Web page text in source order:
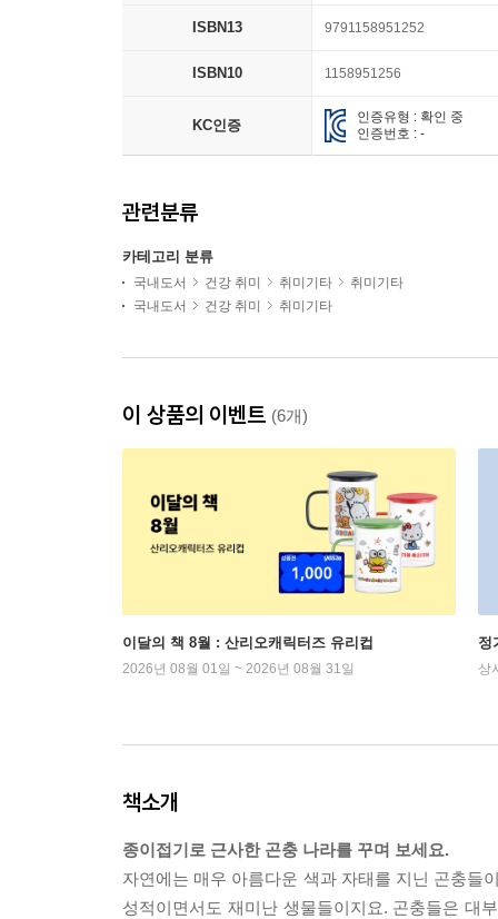
ISBN13 9791158951252
ISBN10 1158951256
KC인증
인증유형 : 확인 중
인증번호 : -
관련분류
카테고리 분류
국내도서 건강 취미 취미기타
취미기타
국내도서
건강 취미 취미기타
이 상품의 이벤트 (6개)
이달의 책 8월 : 산리오캐릭터즈 유리컵
2026년 08월 01일 ~ 2026년 08월 31일
정
상
책소개
종이접기로 근사한 곤충 나라를 꾸며 보세요.
자연에는 매우 아름다운 색과 자태를 지닌 곤충들
성적이면서도 재미난 생물들이지요. 곤충들은 대